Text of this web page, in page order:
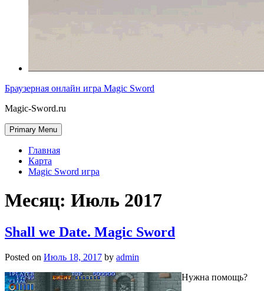
Браузерная онлайн игра Magic Sword
Magic-Sword.ru
Primary Menu
Главная
Карта
Magic Sword игра
Месяц: Июль 2017
Shall we Date. Magic Sword
Posted on Июль 18, 2017 by admin
Нужна помощь?